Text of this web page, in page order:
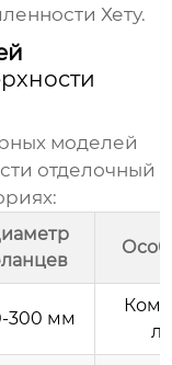
Хету.
моделей
отделочный
300 мм